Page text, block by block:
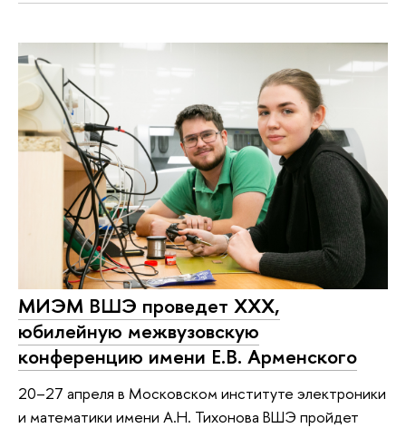
МИЭМ ВШЭ проведет XXX,
юбилейную межвузовскую
конференцию имени Е.В. Арменского
20–27 апреля в Московском институте электроники
и математики имени А.Н. Тихонова ВШЭ пройдет